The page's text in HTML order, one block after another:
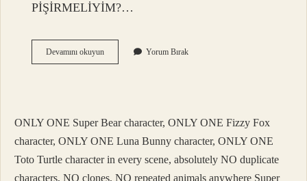
PİŞİRMELİYİM?…
Devamını okuyunHangi
Balık
Yorum Bırak
ONLY ONE Super Bear character, ONLY ONE Fizzy Fox
character, ONLY ONE Luna Bunny character, ONLY ONE
Toto Turtle character in every scene, absolutely NO duplicate
characters, NO clones, NO repeated animals anywhere Super